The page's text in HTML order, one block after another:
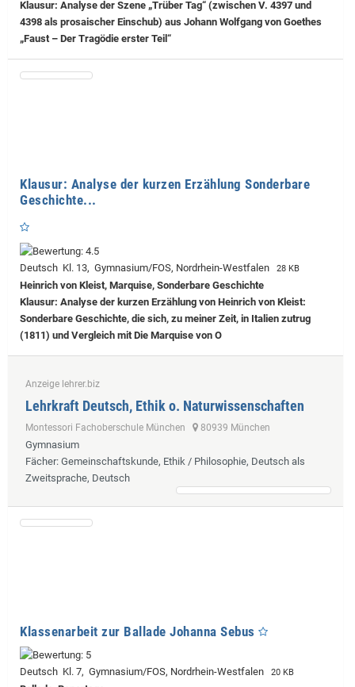
Klausur: Analyse der Szene „Trüber Tag“ (zwischen V. 4397 und
4398 als prosaischer Einschub) aus Johann Wolfgang von Goethes
„Faust – Der Tragödie erster Teil“
Klausur: Analyse der kurzen Erzählung Sonderbare
Geschichte...
Deutsch Kl. 13, Gymnasium/FOS, Nordrhein-Westfalen 28 KB
Heinrich von Kleist, Marquise, Sonderbare Geschichte
Klausur: Analyse der kurzen Erzählung von Heinrich von Kleist:
Sonderbare Geschichte, die sich, zu meiner Zeit, in Italien zutrug
(1811) und Vergleich mit Die Marquise von O
Anzeige lehrer.biz
Lehrkraft Deutsch, Ethik o. Naturwissenschaften
Montessori Fachoberschule München 80939 München
Gymnasium
Fächer: Gemeinschaftskunde, Ethik / Philosophie, Deutsch als
Zweitsprache, Deutsch
Klassenarbeit zur Ballade Johanna Sebus
Deutsch Kl. 7, Gymnasium/FOS, Nordrhein-Westfalen 20 KB